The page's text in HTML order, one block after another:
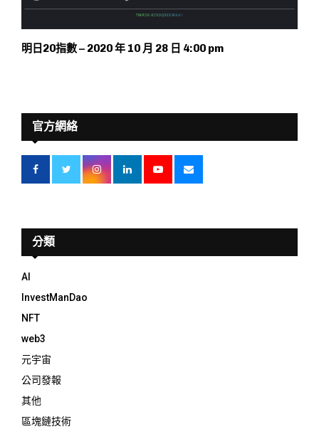
明日20指數 – 2020 年 10 月 28 日 4:00 pm
官方網絡
分類
AI
InvestManDao
NFT
web3
元宇宙
公司發報
其他
區塊鏈技術